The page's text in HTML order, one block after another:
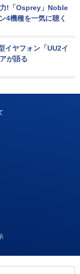
!「Osprey」Noble
4機種を一気に聴く
イヤフォン「UU2イ
が語る